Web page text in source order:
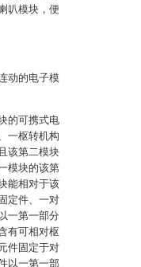
叭模块，便
动的电子模
的可携式电
一枢转机构
该第二模块
模块的该第
能相对于该
定件、一对
一第一部分
有可相对枢
件固定于对
以一第一部